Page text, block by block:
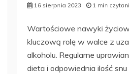
16 sierpnia 2023 1 min
Wartościowe nawyki
kluczową rolę w walce z
alkoholu. Regularne
dieta i odpowiednia ilość